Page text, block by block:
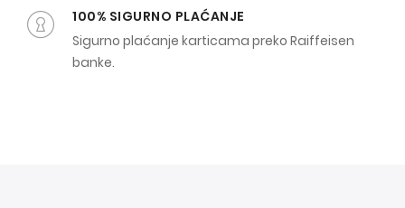
100% SIGURNO PLAĆANJE
Sigurno plaćanje karticama preko Raiffeisen
banke.